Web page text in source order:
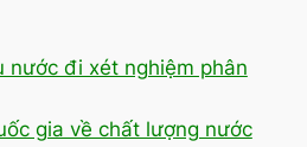
nước đi xét nghiệm phân
gia về chất lượng nước